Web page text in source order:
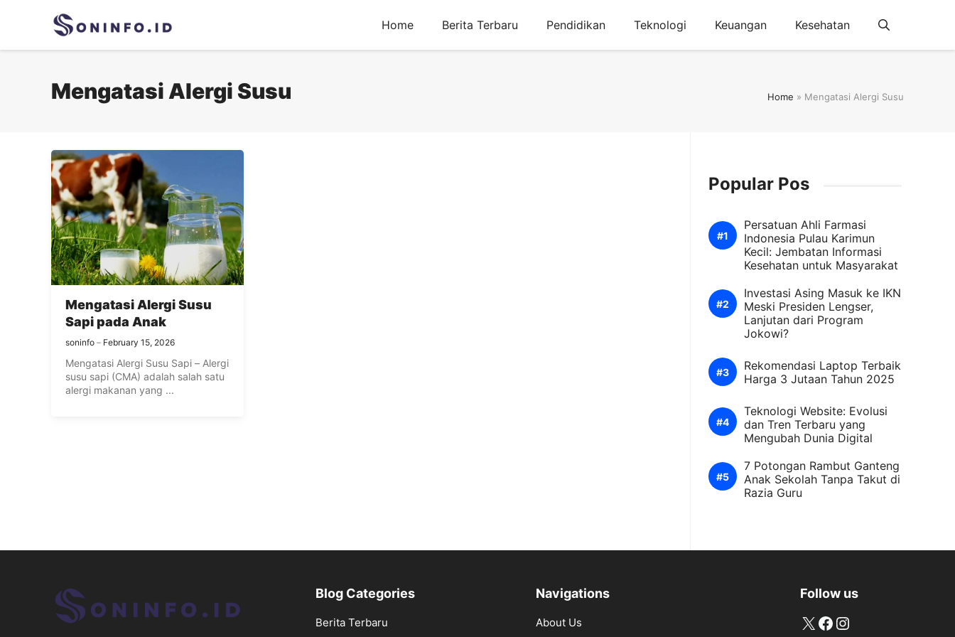
Home Berita Terbaru Pendidikan Teknologi Keuangan Kesehatan
Mengatasi Alergi Susu Home » Mengatasi Alergi Susu
Mengatasi Alergi Susu
Sapi pada Anak
soninfo February 15, 2026
Mengatasi Alergi Susu Sapi – Alergi
susu sapi (CMA) adalah salah satu
alergi makanan yang ...
Popular Pos
Persatuan Ahli Farmasi
Indonesia Pulau Karimun
Kecil: Jembatan Informasi
Kesehatan untuk Masyarakat
Investasi Asing Masuk ke IKN
Meski Presiden Lengser,
Lanjutan dari Program
Jokowi?
Rekomendasi Laptop Terbaik
Harga 3 Jutaan Tahun 2025
Teknologi Website: Evolusi
dan Tren Terbaru yang
Mengubah Dunia Digital
7 Potongan Rambut Ganteng
Anak Sekolah Tanpa Takut di
Razia Guru
Blog Categories
Berita Terbaru
Navigations
About Us
Follow us
X Facebook
Instagram